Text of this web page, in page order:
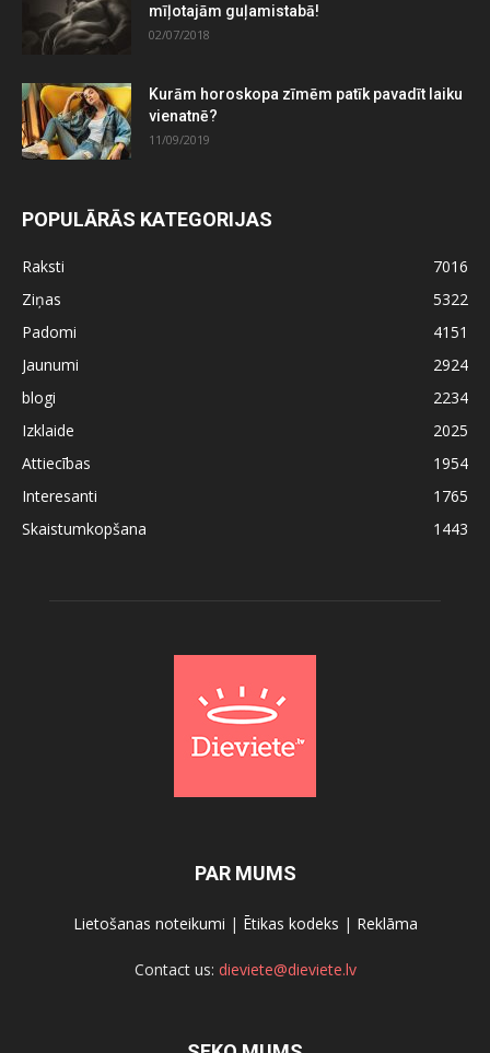
mīļotajām guļamistabā!
02/07/2018
Kurām horoskopa zīmēm patīk pavadīt laiku
vienatnē?
11/09/2019
POPULĀRĀS KATEGORIJAS
Raksti
7016
Ziņas
5322
Padomi
4151
Jaunumi
2924
blogi
2234
Izklaide
2025
Attiecības
1954
Interesanti
1765
Skaistumkopšana
1443
PAR MUMS
Lietošanas noteikumi | Ētikas kodeks | Reklāma
Contact us: dieviete@dieviete.lv